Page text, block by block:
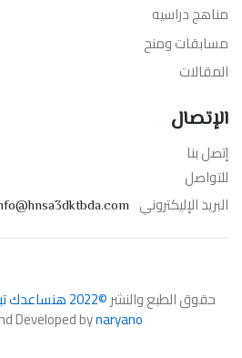
مناهج دراسيه
مسابقات ومنح
المقالات
الإتصال
إتصل بنا
للتواصل
البريد الإليكتروني
حقوق الطبع والنشر©2022 هنساعدك تبدأ
Developed bynaryano